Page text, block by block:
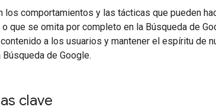
los comportamientos y las tácticas que pueden
o que se omita por completo en la Búsqueda de
contenido a los usuarios y mantener el espíritu
de Google.
clave